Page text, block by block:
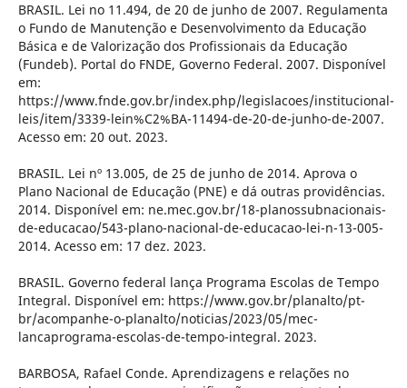
BRASIL. Lei no 11.494, de 20 de junho de 2007. Regulamenta
o Fundo de Manutenção e Desenvolvimento da Educação
Básica e de Valorização dos Profissionais da Educação
(Fundeb). Portal do FNDE, Governo Federal. 2007. Disponível
em:
https://www.fnde.gov.br/index.php/legislacoes/institucional-
leis/item/3339-lein%C2%BA-11494-de-20-de-junho-de-2007.
Acesso em: 20 out. 2023.
BRASIL. Lei nº 13.005, de 25 de junho de 2014. Aprova o
Plano Nacional de Educação (PNE) e dá outras providências.
2014. Disponível em: ne.mec.gov.br/18-planossubnacionais-
de-educacao/543-plano-nacional-de-educacao-lei-n-13-005-
2014. Acesso em: 17 dez. 2023.
BRASIL. Governo federal lança Programa Escolas de Tempo
Integral. Disponível em: https://www.gov.br/planalto/pt-
br/acompanhe-o-planalto/noticias/2023/05/mec-
lancaprograma-escolas-de-tempo-integral. 2023.
BARBOSA, Rafael Conde. Aprendizagens e relações no